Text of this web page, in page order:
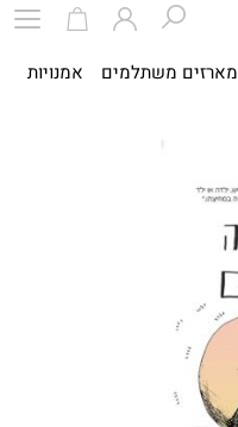
מארזים משתלמים אמנויות